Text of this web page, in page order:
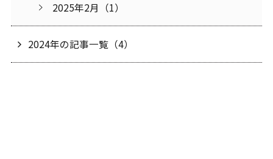
2025年2月（1）
2024年の記事一覧（4）